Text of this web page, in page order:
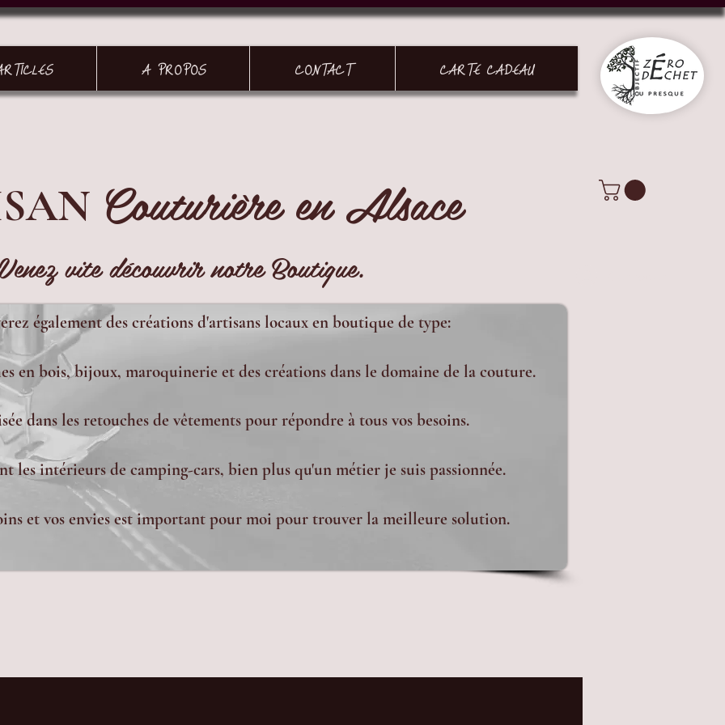
A PROPOS CONTACT CARTE CADEAU
Couturière en Alsace
vite découvrir notre Boutique.
également des créations d'artisans locaux en boutique de type:
en bois, bijoux, maroquinerie et des créations dans le domaine de la couture.
dans les retouches de vêtements pour répondre à tous vos besoins.
les intérieurs de camping-cars, bien plus qu'un métier je suis passionnée.
et vos envies est important pour moi pour trouver la meilleure solution.